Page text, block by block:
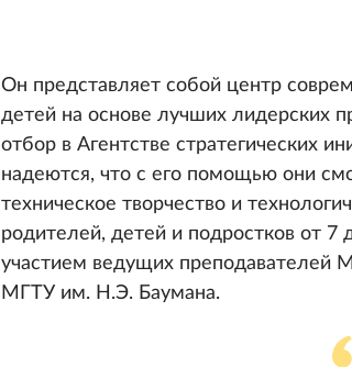
Он представляет собой центр
детей на основе лучших лидерских
отбор в Агентстве стратегических
надеются, что с его помощью они
техническое творчество и
родителей, детей и подростков от
участием ведущих
МГТУ им. Н.Э. Баумана.